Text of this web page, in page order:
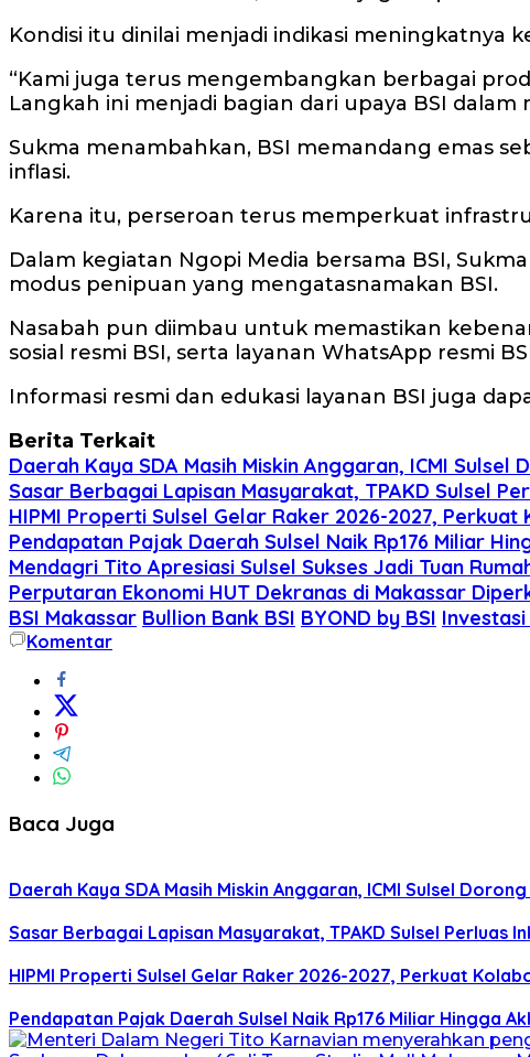
Kondisi itu dinilai menjadi indikasi meningkatnya
“Kami juga terus mengembangkan berbagai
Langkah ini menjadi bagian dari upaya BSI
Sukma menambahkan, BSI memandang emas
inflasi.
Karena itu, perseroan terus memperkuat
Dalam kegiatan Ngopi Media bersama BSI,
modus penipuan yang mengatasnamakan BSI.
Nasabah pun diimbau untuk memastikan
sosial resmi BSI, serta layanan WhatsApp resmi
Informasi resmi dan edukasi layanan BSI juga
Berita Terkait
Daerah Kaya SDA Masih Miskin Anggaran, ICMI Sulsel
Sasar Berbagai Lapisan Masyarakat, TPAKD Sulsel
HIPMI Properti Sulsel Gelar Raker 2026-2027,
Pendapatan Pajak Daerah Sulsel Naik Rp176 Miliar
Mendagri Tito Apresiasi Sulsel Sukses Jadi Tuan
Perputaran Ekonomi HUT Dekranas di Makassar
BSI Makassar Bullion Bank BSI BYOND by BSI
Komentar
Baca Juga
Daerah Kaya SDA Masih Miskin Anggaran, ICMI Sulsel
Sasar Berbagai Lapisan Masyarakat, TPAKD Sulsel Perluas
HIPMI Properti Sulsel Gelar Raker 2026-2027, Perkuat
Pendapatan Pajak Daerah Sulsel Naik Rp176 Miliar Hingga